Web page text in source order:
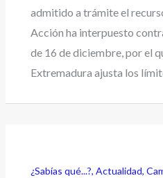
admitido a trámite el
Acción ha interpuesto
de 16 de diciembre, por el
Extremadura ajusta los
¿Sabías qué...?,Actualidad,